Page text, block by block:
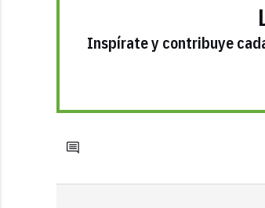
Inspírate y contribuye